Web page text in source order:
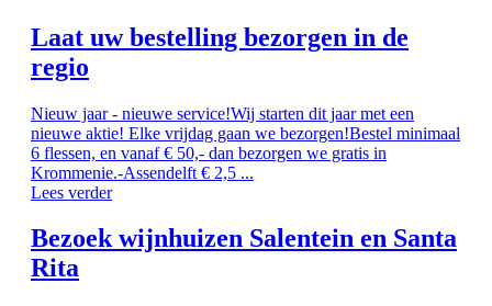
Laat uw bestelling bezorgen in de
regio
Nieuw jaar - nieuwe service!Wij starten dit jaar met een
nieuwe aktie! Elke vrijdag gaan we bezorgen!Bestel minimaal
6 flessen, en vanaf € 50,- dan bezorgen we gratis in
Krommenie.-Assendelft € 2,5 ...
Lees verder
Bezoek wijnhuizen Salentein en Santa
Rita